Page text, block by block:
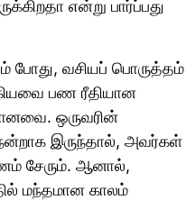
என்று பார்ப்பது
போது, வசியப் பொருத்தம்
பண ரீதியான
ஒருவரின்
இருந்தால், அவர்கள்
சேரும். ஆனால்,
மந்தமான காலம்